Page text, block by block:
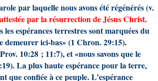
par laquelle nous avons été régénérés (v.
par la résurrection de Jésus Christ.
espérances terrestres sont marquées du
demeurer ici-bas» (1 Chron. 29:15).
10:28 ; 11:7), et «nous savons que le
La plus haute espérance pour la terre,
que confiée à ce peuple. L’espérance